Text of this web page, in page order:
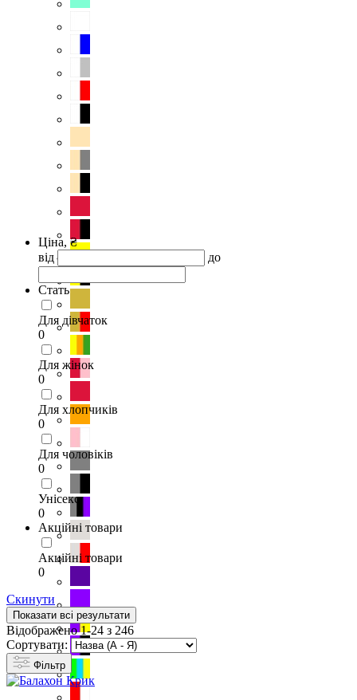
Ціна, ₴
від
до
Стать
Для дівчаток
0
Для жінок
0
Для хлопчиків
0
Для чоловіків
0
Унісекс
0
Акційні товари
Акційні товари
0
Скинути
Показати всі результати
Відображено 1-24 з 246
Сортувати:
Фільтр